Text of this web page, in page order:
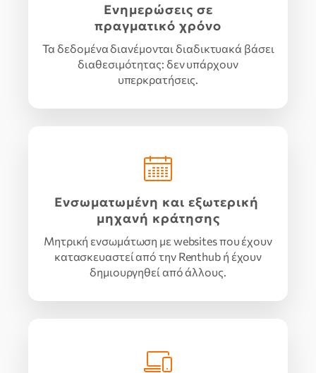
Ενημερώσεις σε
πραγματικό χρόνο
Τα δεδομένα διανέμονται διαδικτυακά βάσει
διαθεσιμότητας: δεν υπάρχουν
υπερκρατήσεις.
Ενσωματωμένη και εξωτερική
μηχανή κράτησης
Μητρική ενσωμάτωση με websites που έχουν
κατασκευαστεί από την Renthub ή έχουν
δημιουργηθεί από άλλους.